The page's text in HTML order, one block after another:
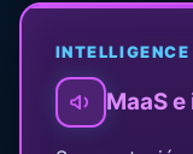
INTELLIGENCE
MaaS